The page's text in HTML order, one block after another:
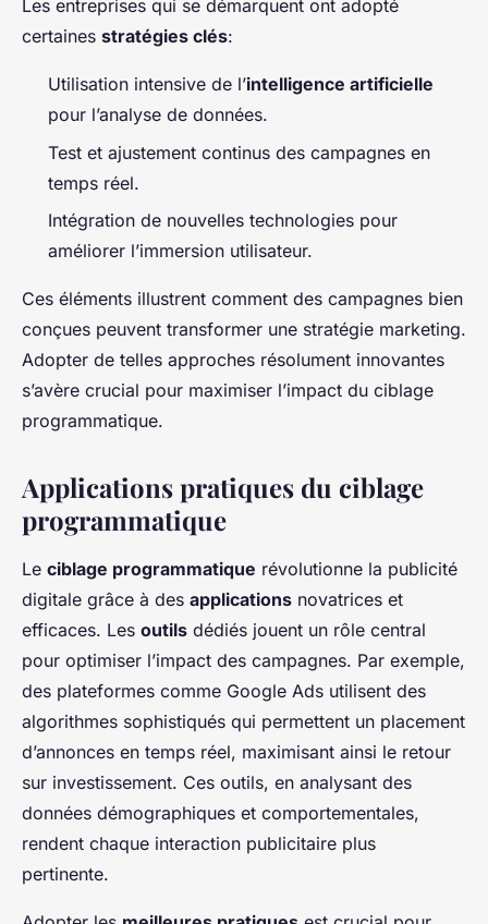
Les entreprises qui se démarquent ont adopté
certaines stratégies clés:
Utilisation intensive de l’intelligence artificielle
pour l’analyse de données.
Test et ajustement continus des campagnes en
temps réel.
Intégration de nouvelles technologies pour
améliorer l’immersion utilisateur.
Ces éléments illustrent comment des campagnes bien
conçues peuvent transformer une stratégie marketing.
Adopter de telles approches résolument innovantes
s’avère crucial pour maximiser l’impact du ciblage
programmatique.
Applications pratiques du ciblage
programmatique
Le ciblage programmatique révolutionne la publicité
digitale grâce à des applications novatrices et
efficaces. Les outils dédiés jouent un rôle central
pour optimiser l’impact des campagnes. Par exemple,
des plateformes comme Google Ads utilisent des
algorithmes sophistiqués qui permettent un placement
d’annonces en temps réel, maximisant ainsi le retour
sur investissement. Ces outils, en analysant des
données démographiques et comportementales,
rendent chaque interaction publicitaire plus
pertinente.